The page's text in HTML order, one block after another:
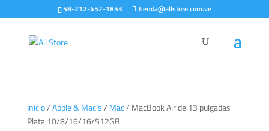
58-212-452-1853 tienda@allstore.com.ve
Inicio/Apple & Mac`s/ Mac/ MacBook Air de 13 pulgadas
Plata 10/8/16/16/512GB